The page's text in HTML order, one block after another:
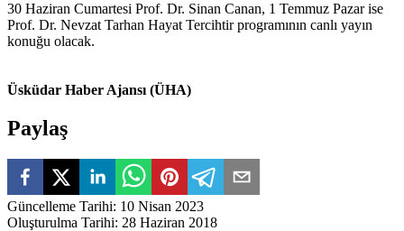
30 Haziran Cumartesi Prof. Dr. Sinan Canan, 1 Temmuz Pazar ise
Prof. Dr. Nevzat Tarhan Hayat Tercihtir programının canlı yayın
konuğu olacak.
Üsküdar Haber Ajansı (ÜHA)
Paylaş
Güncelleme Tarihi: 10 Nisan 2023
Oluşturulma Tarihi: 28 Haziran 2018